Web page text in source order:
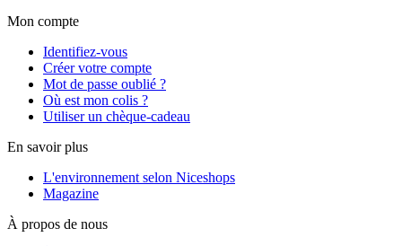
Mon compte
Identifiez-vous
Créer votre compte
Mot de passe oublié ?
Où est mon colis ?
Utiliser un chèque-cadeau
En savoir plus
L'environnement selon Niceshops
Magazine
À propos de nous